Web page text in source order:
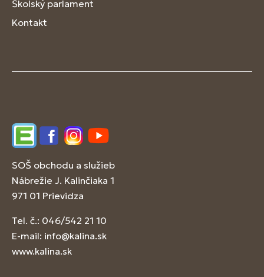
Školský parlament
Kontakt
EdupageFacebookInstagram
YouTube
SOŠ obchodu a služieb
Nábrežie J. Kalinčiaka 1
971 01 Prievidza
Tel. č.: 046/542 21 10
E-mail: info@kalina.sk
www.kalina.sk